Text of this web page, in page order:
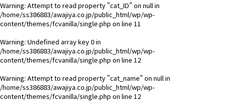
Warning: Attempt to read property "cat_ID" on null in
/home/ss386883/awajiya.co.jp/public_html/wp/wp-
content/themes/fcvanilla/single.php on line 11
Warning: Undefined array key 0 in
/home/ss386883/awajiya.co.jp/public_html/wp/wp-
content/themes/fcvanilla/single.php on line 12
Warning: Attempt to read property "cat_name" on null in
/home/ss386883/awajiya.co.jp/public_html/wp/wp-
content/themes/fcvanilla/single.php on line 12